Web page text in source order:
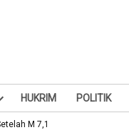
HUKRIM POLITIK
M 7,1